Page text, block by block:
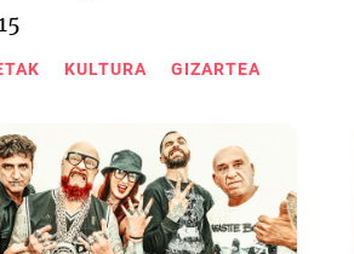
KULTURA GIZARTEA